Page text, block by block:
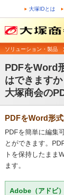
大塚IDとは
ソリューション・製品
PDFをWord
はできますか
大塚商会の
PDFをWord形
PDFを簡単に編集
とができます。
トを保持したまま
ます。
Adobe（アドビ